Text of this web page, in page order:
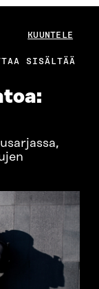
KUUNTELE
SISÄLTÄÄ